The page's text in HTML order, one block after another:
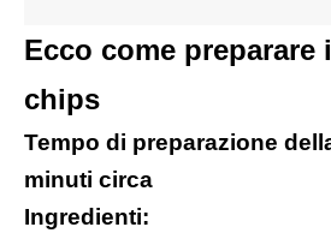
Ecco come preparare
chips
Tempo di preparazione
minuti circa
Ingredienti: